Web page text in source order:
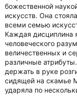
божественной
искусств. Она
всеми семью
Каждая дисциплина
человеческого
величественных и
различные
держать в руке
сидящей на скамье
ударяла по